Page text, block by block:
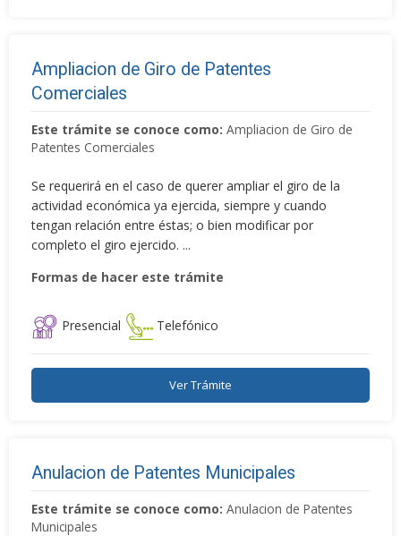
Ampliacion de Giro de Patentes
Comerciales
Este trámite se conoce como: Ampliacion de Giro de
Patentes Comerciales
Se requerirá en el caso de querer ampliar el giro de la
actividad económica ya ejercida, siempre y cuando
tengan relación entre éstas; o bien modificar por
completo el giro ejercido. ...
Formas de hacer este trámite
Presencial Telefónico
Ver Trámite
Anulacion de Patentes Municipales
Este trámite se conoce como: Anulacion de Patentes
Municipales